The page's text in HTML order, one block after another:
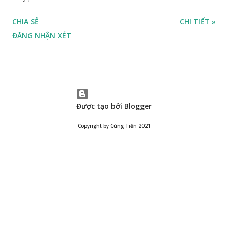
CHIA SẺ
ĐĂNG NHẬN XÉT
CHI TIẾT »
Được tạo bởi Blogger
Copyright by Cùng Tiến 2021